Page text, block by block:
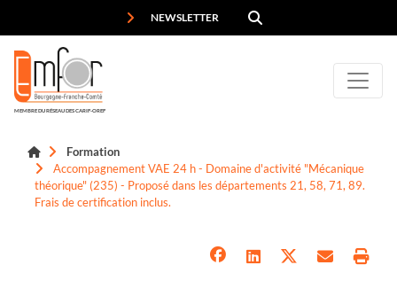
NEWSLETTER
MEMBRE DU RÉSEAU DES CARIF-OREF
Formation
Accompagnement VAE 24 h - Domaine d'activité "Mécanique
théorique" (235) - Proposé dans les départements 21, 58, 71, 89.
Frais de certification inclus.
Panneau de gestion des cookies